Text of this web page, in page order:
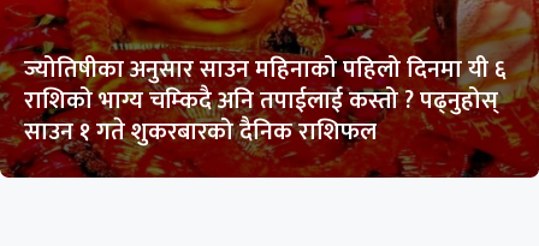
ज्योतिषीका अनुसार साउन महिनाको पहिलो दिनमा यी ६
राशिको भाग्य चम्किदै अनि तपाईलाई कस्तो ? पढ्नुहोस्
साउन १ गते शुकरबारको दैनिक राशिफल